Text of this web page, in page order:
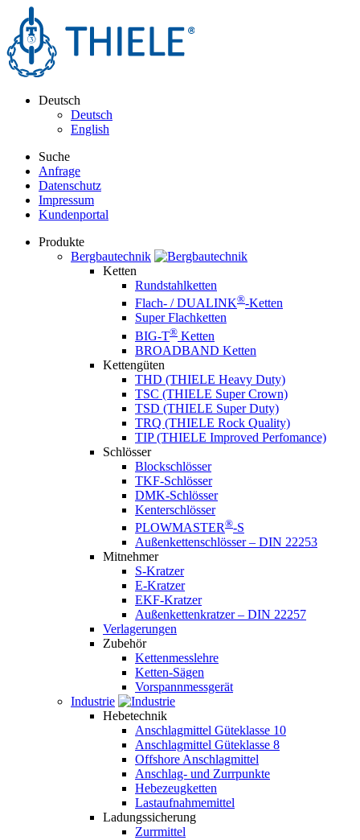
Deutsch
Deutsch
English
Suche
Anfrage
Datenschutz
Impressum
Kundenportal
Produkte
Bergbautechnik
Ketten
Rundstahlketten
Flach- / DUALINK®-Ketten
Super Flachketten
BIG-T® Ketten
BROADBAND Ketten
Kettengüten
THD (THIELE Heavy Duty)
TSC (THIELE Super Crown)
TSD (THIELE Super Duty)
TRQ (THIELE Rock Quality)
TIP (THIELE Improved Perfomance)
Schlösser
Blockschlösser
TKF-Schlösser
DMK-Schlösser
Kenterschlösser
PLOWMASTER®-S
Außenkettenschlösser – DIN 22253
Mitnehmer
S-Kratzer
E-Kratzer
EKF-Kratzer
Außenkettenkratzer – DIN 22257
Verlagerungen
Zubehör
Kettenmesslehre
Ketten-Sägen
Vorspannmessgerät
Industrie
Hebetechnik
Anschlagmittel Güteklasse 10
Anschlagmittel Güteklasse 8
Offshore Anschlagmittel
Anschlag- und Zurrpunkte
Hebezeugketten
Lastaufnahmemittel
Ladungssicherung
Zurrmittel